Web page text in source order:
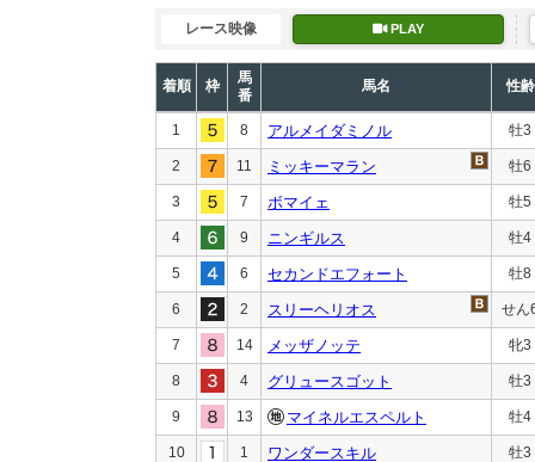
レース映像 PLAY
着順 枠
馬
番
馬名 性齢
1 8 アルメイダミノル 牡3
2 11 ミッキーマラン 牡6
3 7 ボマイェ 牡5
4 9 ニンギルス 牡4
5 6 セカンドエフォート 牡8
6 2 スリーヘリオス せん
7 14 メッザノッテ 牝3
8 4 グリュースゴット 牡3
9 13 マイネルエスペルト 牡4
10 1 ワンダースキル 牡3